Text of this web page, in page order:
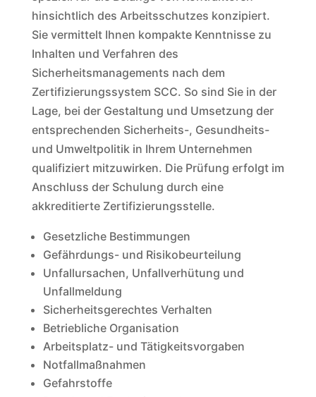
hinsichtlich des Arbeitsschutzes konzipiert.
Sie vermittelt Ihnen kompakte Kenntnisse zu
Inhalten und Verfahren des
Sicherheitsmanagements nach dem
Zertifizierungssystem SCC. So sind Sie in der
Lage, bei der Gestaltung und Umsetzung der
entsprechenden Sicherheits-, Gesundheits-
und Umweltpolitik in Ihrem Unternehmen
qualifiziert mitzuwirken. Die Prüfung erfolgt im
Anschluss der Schulung durch eine
akkreditierte Zertifizierungsstelle.
Gesetzliche Bestimmungen
Gefährdungs- und Risikobeurteilung
Unfallursachen, Unfallverhütung und
Unfallmeldung
Sicherheitsgerechtes Verhalten
Betriebliche Organisation
Arbeitsplatz- und Tätigkeitsvorgaben
Notfallmaßnahmen
Gefahrstoffe